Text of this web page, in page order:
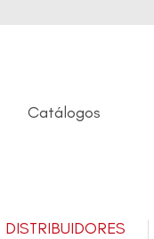
Catálogos
DISTRIBUIDORES